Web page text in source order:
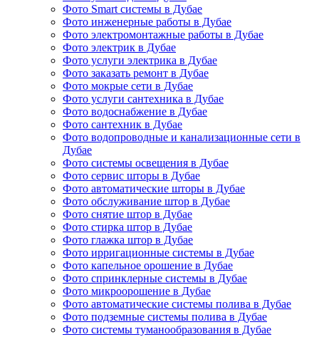
Фото Smart системы в Дубае
Фото инженерные работы в Дубае
Фото электромонтажные работы в Дубае
Фото электрик в Дубае
Фото услуги электрика в Дубае
Фото заказать ремонт в Дубае
Фото мокрые сети в Дубае
Фото услуги сантехника в Дубае
Фото водоснабжение в Дубае
Фото сантехник в Дубае
Фото водопроводные и канализационные сети в
Дубае
Фото системы освещения в Дубае
Фото сервис шторы в Дубае
Фото автоматические шторы в Дубае
Фото обслуживание штор в Дубае
Фото снятие штор в Дубае
Фото стирка штор в Дубае
Фото глажка штор в Дубае
Фото ирригационные системы в Дубае
Фото капельное орошение в Дубае
Фото спринклерные системы в Дубае
Фото микроорошение в Дубае
Фото автоматические системы полива в Дубае
Фото подземные системы полива в Дубае
Фото системы туманообразования в Дубае